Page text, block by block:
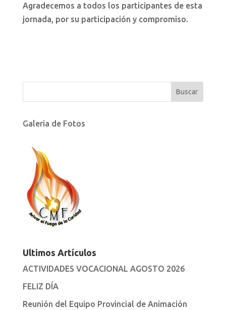
Agradecemos a todos los participantes de esta
jornada, por su participación y compromiso.
Galeria de Fotos
Ultimos Artículos
ACTIVIDADES VOCACIONAL AGOSTO 2026
FELIZ DÍA
Reunión del Equipo Provincial de Animación